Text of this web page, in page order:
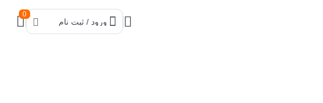
ورود / ثبت نام
0